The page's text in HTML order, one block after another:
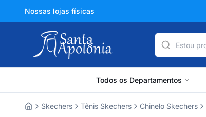
Nossas lojas físicas
Todos os Departamentos
Skechers Tênis Skechers Chinelo Skechers